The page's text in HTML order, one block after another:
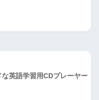
英語学習用CDプレーヤー